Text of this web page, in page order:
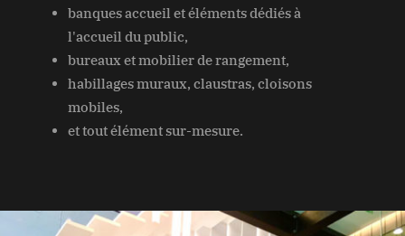
banques accueil et éléments dédiés à
l'accueil du public,
bureaux et mobilier de rangement,
habillages muraux, claustras, cloisons
mobiles,
et tout élément sur-mesure.